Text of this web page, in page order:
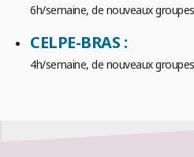
6h/semaine, de nouveaux
CELPE-BRAS :
4h/semaine, de nouveaux